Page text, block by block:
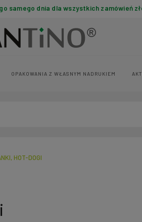
OPAKOWANIA Z WŁASNYM NADRUKIEM
HOT-DOGI
samego dnia dla wszystkich zamówień